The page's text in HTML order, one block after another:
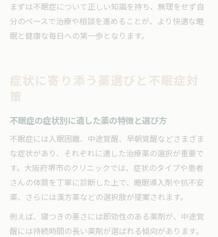
まずは不眠症について正しい知識を持ち、無理をせず自
分のペースで治療や相談を進めることが、より快適な睡
眠と健康な毎日への第一歩となります。
症状に寄り添う薬選びと不眠症対
策
不眠症の症状別に適した薬の特徴と選び方
不眠症には入眠困難、中途覚醒、早朝覚醒などさまざま
な症状があり、それぞれに適した治療薬の選択が重要で
す。大阪府堺市のクリニックでは、症状のタイプや患者
さんの体質を丁寧に診断した上で、睡眠導入剤や抗不安
薬、さらには漢方薬などの選択肢が提案されます。
例えば、寝つきの悪さには即効性のある薬剤が、中途覚
醒には持続時間の長い薬剤が選ばれる傾向があります。